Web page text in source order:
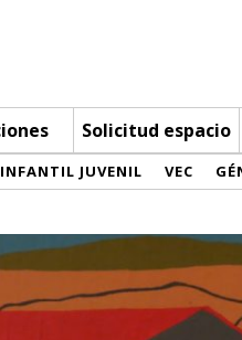
Solicitud espacio
INFANTIL JUVENIL VEC